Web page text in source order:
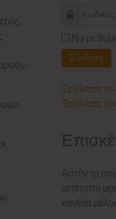
Να με
Σύνδεση
Ξεχάσατε
Ξεχάσατε
Αυτήν τη
ιστότοπό
κανένα